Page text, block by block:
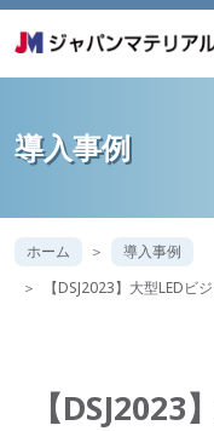
導入事例
ホーム
導入事例
【DSJ2023】大型LED
【